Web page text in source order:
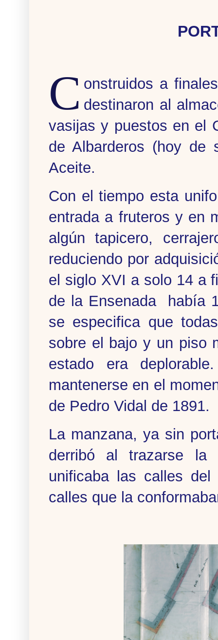
C onstruidos a
destinaron al
vasijas y puestos en el
de Albarderos (hoy de
Aceite.
Con el tiempo esta
entrada a fruteros y en
algún tapicero,
reduciendo por
el siglo XVI a solo 14 a
de la Ensenada había
se especifica que
sobre el bajo y un piso
estado era
mantenerse en el
de Pedro Vidal de 1891.
La manzana, ya sin
derribó al trazarse la
unificaba las calles
calles que la